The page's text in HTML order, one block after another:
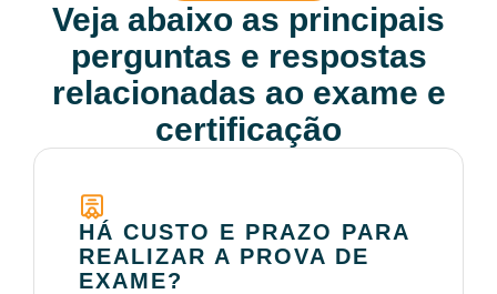
Veja abaixo as principais
perguntas e respostas
relacionadas ao exame e
certificação
HÁ CUSTO E PRAZO PARA
REALIZAR A PROVA DE
EXAME?